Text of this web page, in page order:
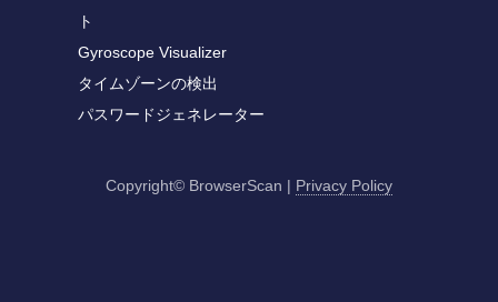
ト
Gyroscope Visualizer
タイムゾーンの検出
パスワードジェネレーター
Copyright© BrowserScan | Privacy Policy